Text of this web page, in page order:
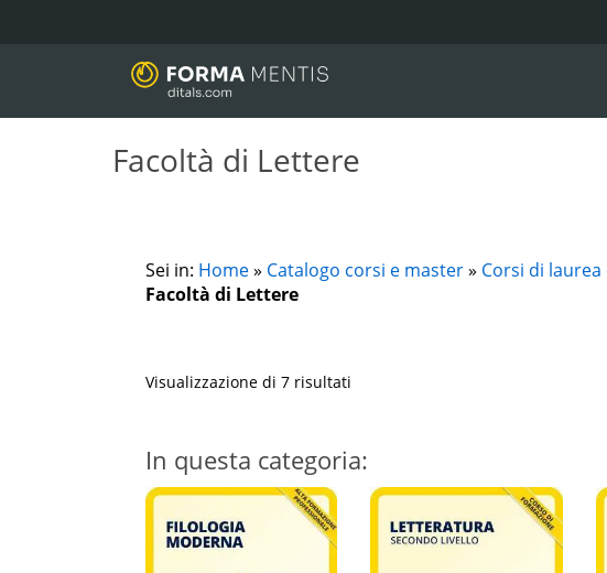
Facoltà di Lettere
Sei in: Home» Catalogo corsi e master» Corsi di
Facoltà di Lettere
Visualizzazione di 7 risultati
In questa categoria: